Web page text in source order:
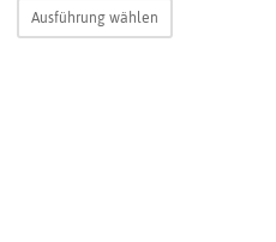
Ausführung wählen Produkt